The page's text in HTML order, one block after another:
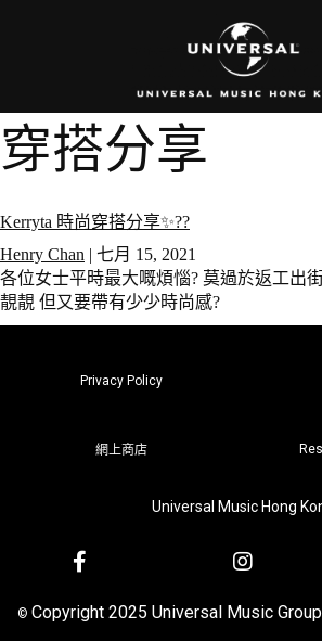
穿搭分享
Kerryta 時尚穿搭分享✨??
Henry Chan | 七月 15, 2021
各位女士平時最大嘅煩惱? 莫過於返工出
靚靚 但又要帶有少少時尚感?
Privacy Policy
網上商店
Universal Music Hong
© Copyright 2025 Universal Music Group